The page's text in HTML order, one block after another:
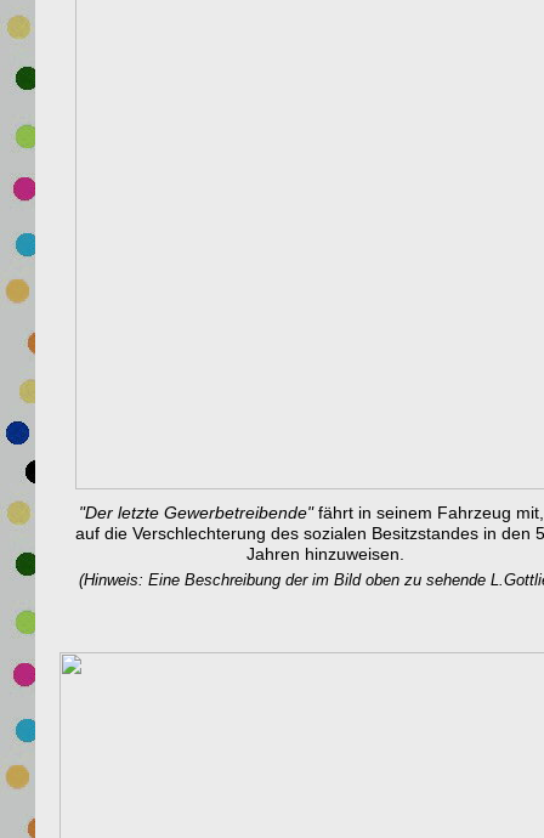
"Der letzte Gewerbetreibende" fährt in seinem Fahrzeug
auf die Verschlechterung des sozialen Besitzstandes in den
Jahren hinzuweisen.
(Hinweis: Eine Beschreibung der im Bild oben zu sehende